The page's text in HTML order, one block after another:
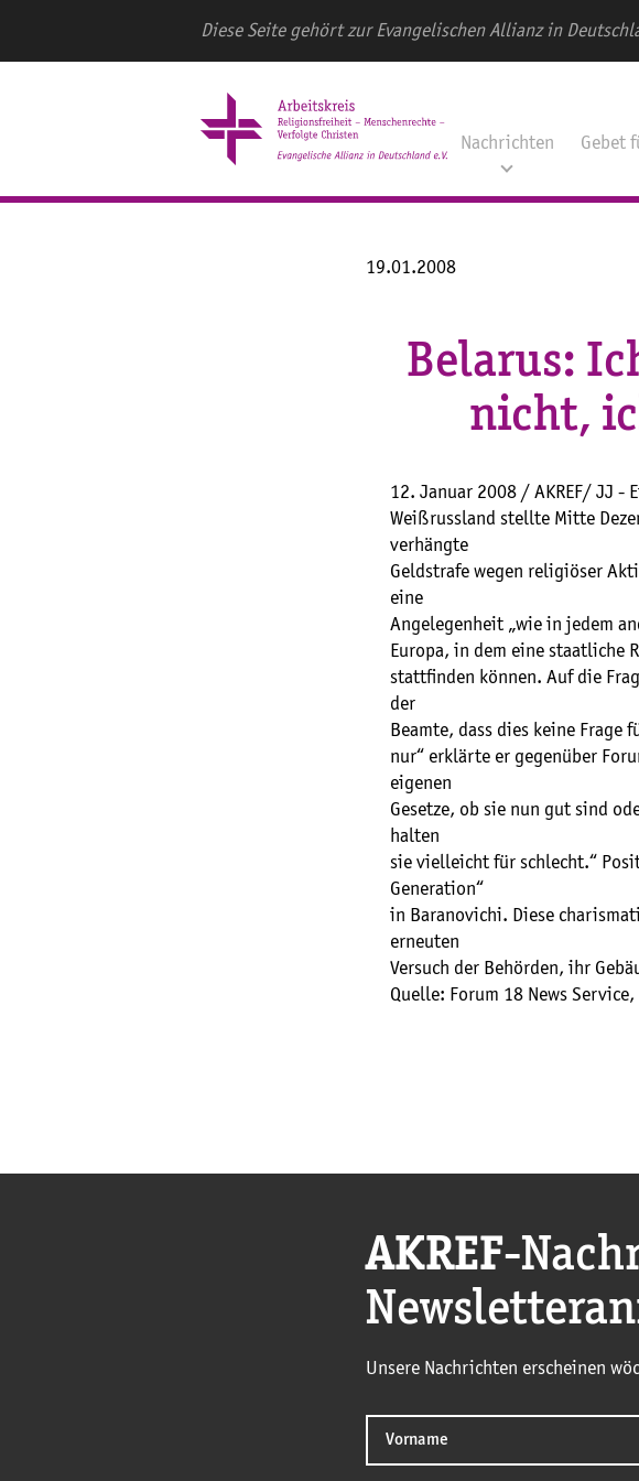
Diese Seite gehört zur Evangelischen Allianz in
Nachrichten Gebet
19.01.2008
Belarus:
nicht,
12. Januar 2008 / AKREF/ JJ -
Weißrussland stellte Mitte
verhängte
Geldstrafe wegen religiöser
eine
Angelegenheit „wie in jedem
Europa, in dem eine
stattfinden können. Auf die
der
Beamte, dass dies keine Frage
nur“ erklärte er gegenüber
eigenen
Gesetze, ob sie nun gut sind
halten
sie vielleicht für schlecht.“
Generation“
in Baranovichi. Diese
erneuten
Versuch der Behörden, ihr
Quelle: Forum 18 News Service,
AKREF-
Unsere Nachrichten erscheinen